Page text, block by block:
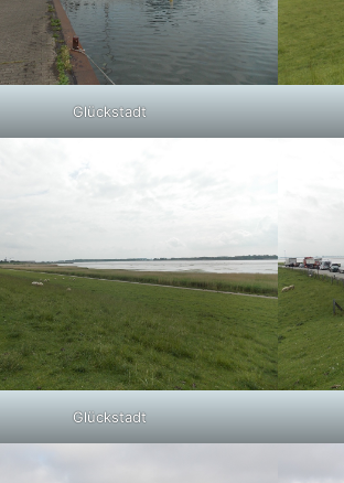
Glückstadt
Glückstadt